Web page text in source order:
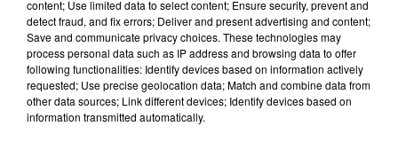
Gagnez vos entrées pour le
Musée du Sport Automobile au
Mans !
content; Use limited data to select content; Ensure security, prevent and
detect fraud, and fix errors; Deliver and present advertising and content;
Save and communicate privacy choices. These technologies may
process personal data such as IP address and browsing data to offer
following functionalities: Identify devices based on information actively
requested; Use precise geolocation data; Match and combine data from
other data sources; Link different devices; Identify devices based on
information transmitted automatically.